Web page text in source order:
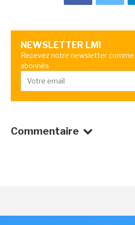
NEWSLETTER LMI
Recevez notre newsletter
abonnés
Commentaire